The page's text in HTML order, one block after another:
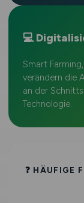
💻
Smart
verändern die
an der
Technologie.
❓ HÄUFIGE